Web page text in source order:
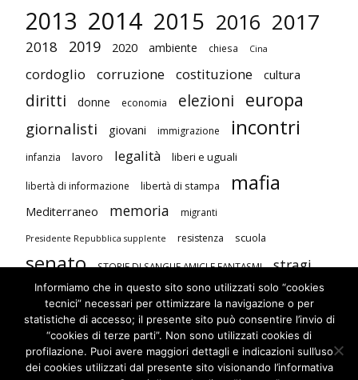
2013 2014 2015 2016 2017
2018 2019 2020 ambiente chiesa Cina
cordoglio corruzione costituzione cultura
diritti donne economia elezioni europa
giornalisti giovani immigrazione incontri
infanzia lavoro legalità liberi e uguali
libertà di informazione libertà di stampa mafia
Mediterraneo memoria migranti
Presidente Repubblica supplente resistenza scuola
senato STORIE DI SANGUE AMICI E FANTASMI stragi
studenti terrorismo Unione Europea
violenza contro le donne visite
Informiamo che in questo sito sono utilizzati solo “cookies
tecnici” necessari per ottimizzare la navigazione o per
statistiche di accesso; il presente sito può consentire l’invio di
“cookies di terze parti”. Non sono utilizzati cookies di
profilazione. Puoi avere maggiori dettagli e indicazioni sull’uso
dei cookies utilizzati dal presente sito visionando l’informativa